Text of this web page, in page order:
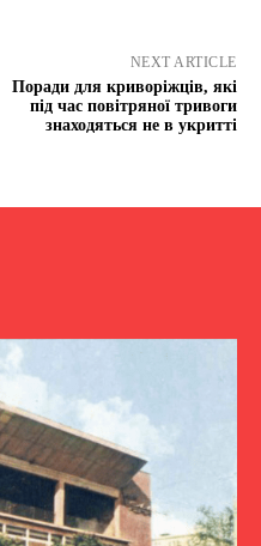
NEXT ARTICLE
Поради для криворіжців, які
під час повітряної тривоги
знаходяться не в укритті